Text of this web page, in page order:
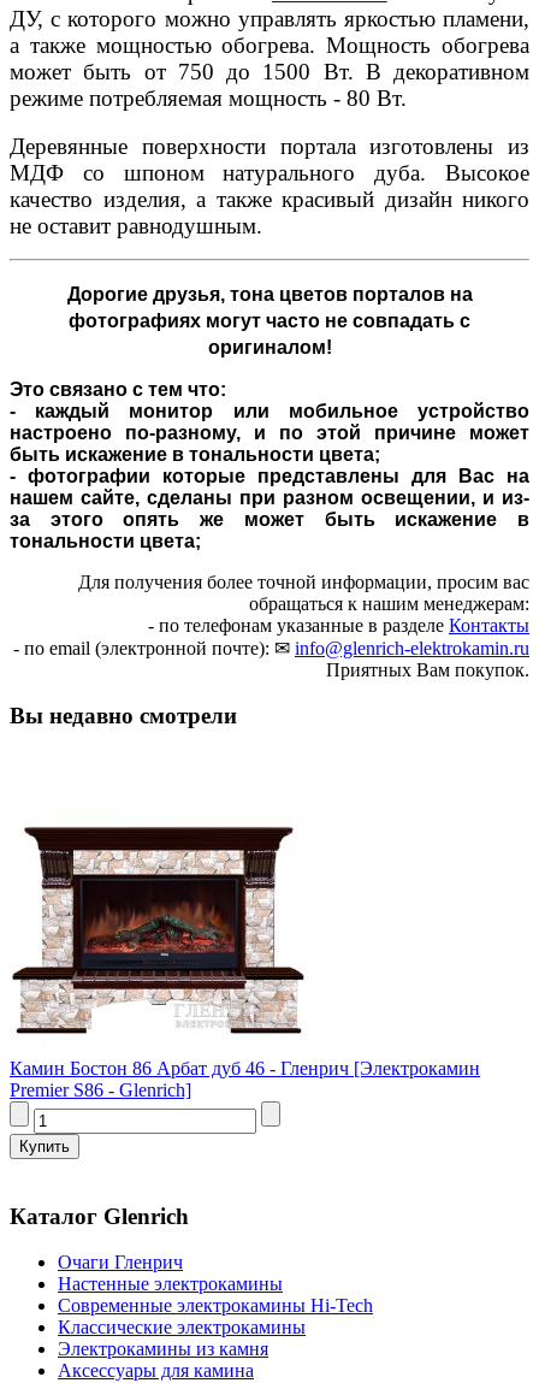
ДУ, с которого можно управлять яркостью пламени,
а также мощностью обогрева. Мощность обогрева
может быть от 750 до 1500 Вт. В декоративном
режиме потребляемая мощность - 80 Вт.
Деревянные поверхности портала изготовлены из
МДФ со шпоном натурального дуба. Высокое
качество изделия, а также красивый дизайн никого
не оставит равнодушным.
Дорогие друзья,тона цветов порталов на
фотографиях могут часто не совпадать с
оригиналом!
Это связано с тем что:
- каждый монитор или мобильное устройство
настроено по-разному, и по этой причине может
быть искажение в тональности цвета;
- фотографии которые представлены для Вас на
нашем сайте, сделаны при разном освещении, и из-
за этого опять же может быть искажение в
тональности цвета;
Для получения более точной информации, просим вас
обращаться к нашим менеджерам:
- по телефонам указанные в разделе Контакты
- по email (электронной почте): ✉ info@glenrich-elektrokamin.ru
Приятных Вам покупок.
Вы недавно смотрели
Камин Бостон 86 Арбат дуб 46 - Гленрич [Электрокамин
Premier S86 - Glenrich]
Каталог Glenrich
Очаги Гленрич
Настенные электрокамины
Современные электрокамины Hi-Tech
Классические электрокамины
Электрокамины из камня
Аксессуары для камина